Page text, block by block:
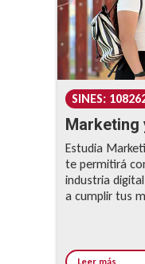
SINES:
Marketing
Estudia
te permitirá
industria
a cumplir tus
Leer más